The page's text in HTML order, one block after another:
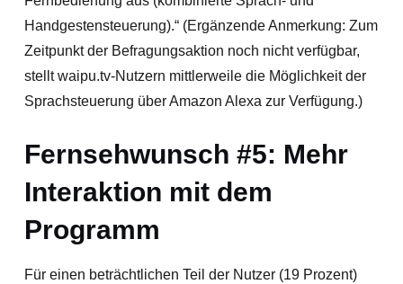
Handgestensteuerung).“ (Ergänzende Anmerkung: Zum
Zeitpunkt der Befragungsaktion noch nicht verfügbar,
stellt waipu.tv-Nutzern mittlerweile die Möglichkeit der
Sprachsteuerung über Amazon Alexa zur Verfügung.)
Fernsehwunsch #5: Mehr
Interaktion mit dem
Programm
Für einen beträchtlichen Teil der Nutzer (19 Prozent)